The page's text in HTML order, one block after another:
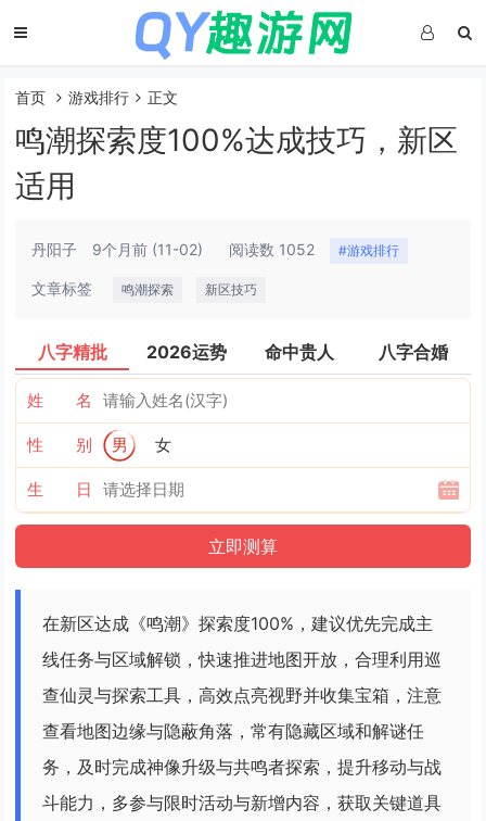
首页 游戏排行 正文
鸣潮探索度100%达成技巧，新区
适用
丹阳子 9个月前 (11-02) 阅读数 1052 #游戏排行
文章标签 鸣潮探索 新区技巧
八字精批 2026运势 命中贵人 八字合婚
姓 名
性 别 男 女
生 日
在新区达成《鸣潮》探索度100%，建议优先完成主
线任务与区域解锁，快速推进地图开放，合理利用巡
查仙灵与探索工具，高效点亮视野并收集宝箱，注意
查看地图边缘与隐蔽角落，常有隐藏区域和解谜任
务，及时完成神像升级与共鸣者探索，提升移动与战
斗能力，多参与限时活动与新增内容，获取关键道具